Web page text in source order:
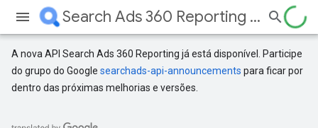
Search Ads 360 Reporting API
A nova API Search Ads 360 Reporting já está disponível. Participe
do grupo do Google searchads-api-announcements para ficar por
dentro das próximas melhorias e versões.